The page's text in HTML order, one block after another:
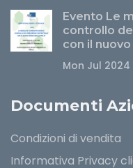
Evento Le
controllo
con il
Mon Jul 2024
Documenti
Condizioni di vendita
Informativa Privacy